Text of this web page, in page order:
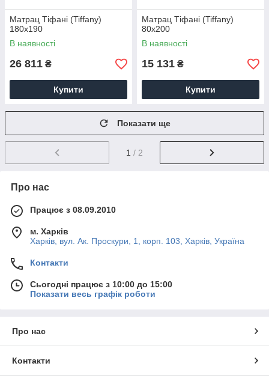
Матрац Тіфані (Tiffany)
180х190
В наявності
26 811 ₴
Купити
Матрац Тіфані (Tiffany)
80х200
В наявності
15 131 ₴
Купити
Показати ще
1 / 2
Про нас
Працює з 08.09.2010
м. Харків
Харків, вул. Ак. Проскури, 1, корп. 103, Харків, Україна
Контакти
Сьогодні працює з 10:00 до 15:00
Показати весь графік роботи
Про нас
Контакти